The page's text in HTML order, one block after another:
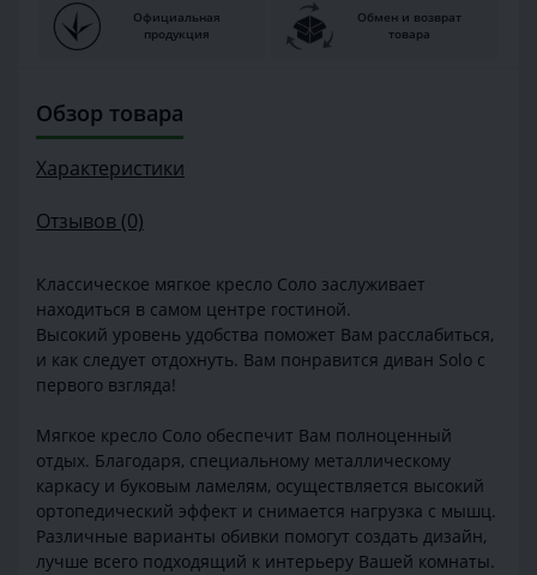
Официальная
продукция
Обмен и возврат
товара
Обзор товара
Характеристики
Отзывов (0)
Классическое мягкое кресло Соло заслуживает
находиться в самом центре гостиной.
Высокий уровень удобства поможет Вам расслабиться,
и как следует отдохнуть. Вам понравится диван Solo с
первого взгляда!
Мягкое кресло Соло обеспечит Вам полноценный
отдых. Благодаря, специальному металлическому
каркасу и буковым ламелям, осуществляется высокий
ортопедический эффект и снимается нагрузка с мышц.
Различные варианты обивки помогут создать дизайн,
лучше всего подходящий к интерьеру Вашей комнаты.